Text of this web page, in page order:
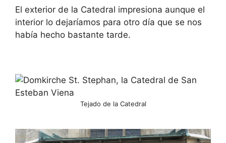
El exterior de la Catedral impresiona aunque el
interior lo dejaríamos para otro día que se nos
había hecho bastante tarde.
Tejado de la Catedral